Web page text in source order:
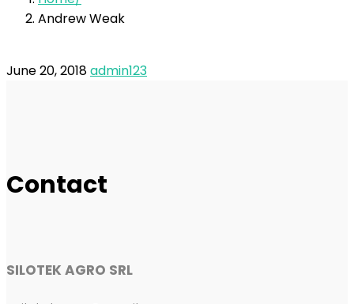
Andrew Weak
June 20, 2018admin123
Contact
SILOTEK AGRO SRL